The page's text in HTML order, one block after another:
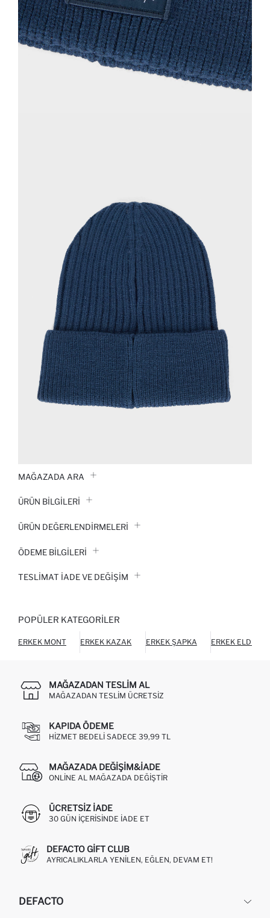
MAĞAZADA ARA
ÜRÜN BILGILERI
ÜRÜN DEĞERLENDİRMELERİ
ÖDEME BİLGİLERİ
TESLIMAT İADE VE DEĞIŞIM
POPÜLER KATEGORILER
ERKEK MONT ERKEK KAZAK ERKEK ŞAPKA ERKEK ELDIVEN
MAĞAZADAN TESLIM AL
MAĞAZADAN TESLIM ÜCRETSIZ
KAPIDA ÖDEME
HIZMET BEDELI SADECE 39,99 TL
MAĞAZADA DEĞIŞIM&İADE
ONLINE AL MAĞAZADA DEĞIŞTIR
ÜCRETSIZ IADE
30 GÜN IÇERISINDE IADE ET
DEFACTO GIFT CLUB
AYRICALIKLARLA YENILEN, EĞLEN, DEVAM ET!
DEFACTO